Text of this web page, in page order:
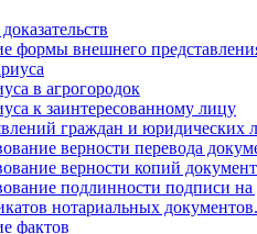
формы внешнего
в агрогородок
к заинтересованному лицу
граждан и юридических
верности перевода
верности копий
подлинности подписи на
нотариальных
фактов